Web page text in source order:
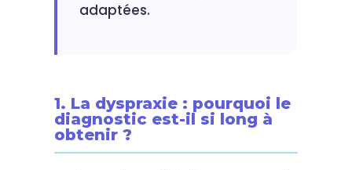
adaptées.
1. La dyspraxie : pourquoi le
diagnostic est-il si long à
obtenir ?